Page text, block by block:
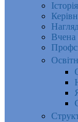
Історія
Вчена